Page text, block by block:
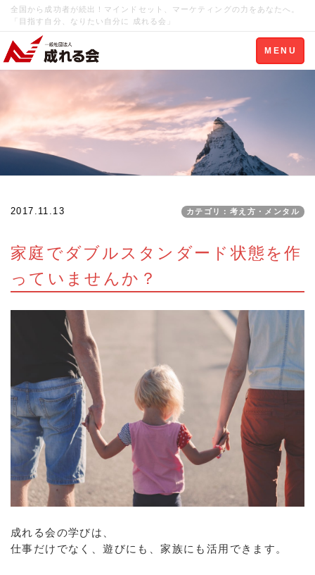
全国から成功者が続出！マインドセット、マーケティングの力をあなたへ。
「目指す自分、なりたい自分に 成れる会」
Toggle
navigation
MENU
2017.11.13 カテゴリ：考え方・メンタル
家庭でダブルスタンダード状態を作
っていませんか？
成れる会の学びは、
仕事だけでなく、遊びにも、家族にも活用できます。